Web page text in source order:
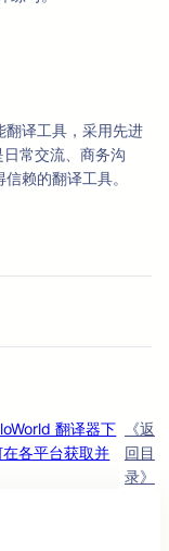
翻译工具，采用先进
常交流、商务沟
赖的翻译工具。
翻译器下
各平台获取并
《返
回目
录》